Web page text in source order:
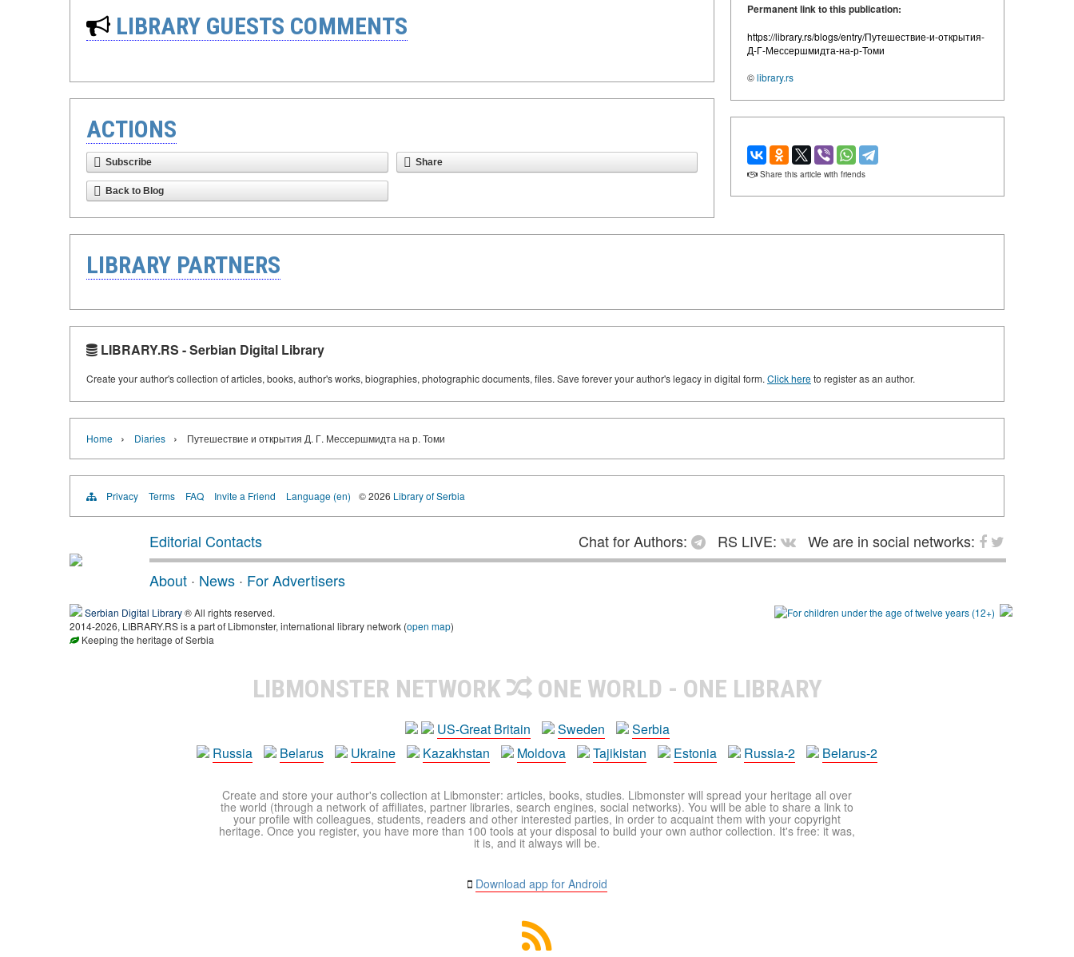
LIBRARY GUESTS COMMENTS
ACTIONS
Subscribe Share
Back to Blog
Permanent link to this publication:
https://library.rs/blogs/entry/Путешествие-и-открытия-
Д-Г-Мессершмидта-на-р-Томи
©library.rs
Share this article with friends
LIBRARY PARTNERS
LIBRARY.RS - Serbian Digital Library
Create your author's collection of articles, books, author's works, biographies, photographic documents, files. Save forever your author's legacy in digital form. Click hereto register as an author.
Home › Diaries › Путешествие и открытия Д. Г. Мессершмидта на р. Томи
Privacy Terms FAQ Invite a Friend Language (en) © 2026 Library of Serbia
Editorial Contacts Chat for Authors: RS LIVE:
We are in social networks:
About · News · For Advertisers
Serbian Digital Library® All rights reserved.
2014-2026, LIBRARY.RS is a part of Libmonster, international library network (open map)
Keeping the heritage of Serbia
LIBMONSTER NETWORK ONE WORLD - ONE LIBRARY
US-Great Britain Sweden
Serbia
Russia
Belarus Ukraine Kazakhstan Moldova Tajikistan Estonia Russia-2 Belarus-2
Create and store your author's collection at Libmonster: articles, books, studies. Libmonster will spread your heritage all over
the world (through a network of affiliates, partner libraries, search engines, social networks). You will be able to share a link to
your profile with colleagues, students, readers and other interested parties, in order to acquaint them with your copyright
heritage. Once you register, you have more than 100 tools at your disposal to build your own author collection. It's free: it was,
it is, and it always will be.
Download app for Android